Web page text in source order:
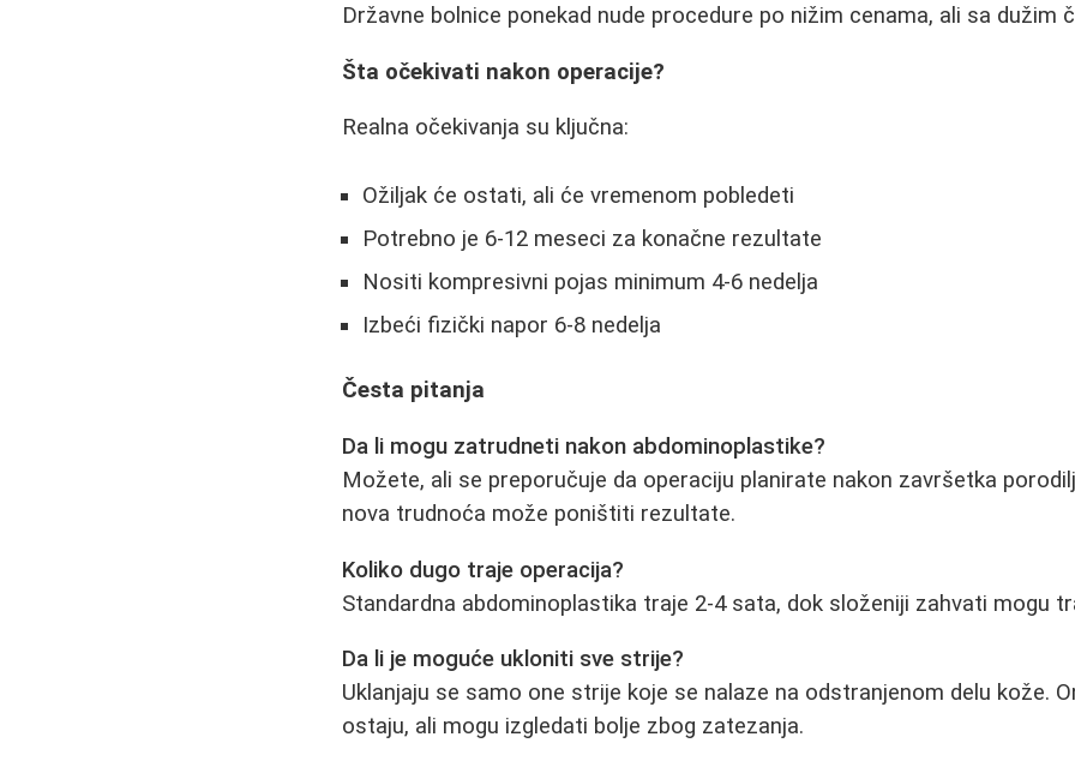
Državne bolnice ponekad nude procedure po nižim cenama, ali sa dužim
Šta očekivati nakon operacije?
Realna očekivanja su ključna:
Ožiljak će ostati, ali će vremenom pobledeti
Potrebno je 6-12 meseci za konačne rezultate
Nositi kompresivni pojas minimum 4-6 nedelja
Izbeći fizički napor 6-8 nedelja
Česta pitanja
Da li mogu zatrudneti nakon abdominoplastike?
Možete, ali se preporučuje da operaciju planirate nakon završetka
nova trudnoća može poništiti rezultate.
Koliko dugo traje operacija?
Standardna abdominoplastika traje 2-4 sata, dok složeniji zahvati mogu
Da li je moguće ukloniti sve strije?
Uklanjaju se samo one strije koje se nalaze na odstranjenom delu kože.
ostaju, ali mogu izgledati bolje zbog zatezanja.